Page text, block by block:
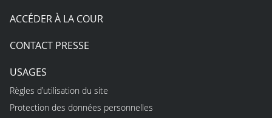
ACCÉDER À LA COUR
CONTACT PRESSE
USAGES
Règles d’utilisation du site
Protection des données personnelles